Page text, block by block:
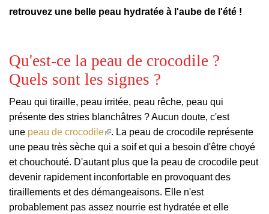
retrouvez une belle peau hydratée à l'aube de l'été !
Qu'est-ce la peau de crocodile ?
Quels sont les signes ?
Peau qui tiraille, peau irritée, peau rêche, peau qui
présente des stries blanchâtres ? Aucun doute, c'est
une peau de crocodile(le
est
externe)
. La peau de crocodile représente
une peau très sèche qui a soif et qui a besoin d'être choyé
et chouchouté. D'autant plus que la peau de crocodile peut
devenir rapidement inconfortable en provoquant des
tiraillements et des démangeaisons. Elle n'est
probablement pas assez nourrie est hydratée et elle